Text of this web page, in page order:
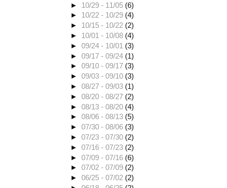
► 10/29 - 11/05 (6)
► 10/22 - 10/29 (4)
► 10/15 - 10/22 (2)
► 10/01 - 10/08 (4)
►09/24 - 10/01 (3)
►09/17 - 09/24 (1)
►09/10 - 09/17 (3)
►09/03 - 09/10 (3)
►08/27 - 09/03 (1)
►08/20 - 08/27 (2)
►08/13 - 08/20 (4)
►08/06 - 08/13 (5)
►07/30 - 08/06 (3)
►07/23 - 07/30 (2)
►07/16 - 07/23 (2)
►07/09 - 07/16 (6)
►07/02 - 07/09 (2)
►06/25 - 07/02 (2)